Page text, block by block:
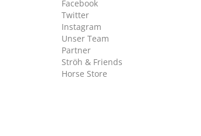
Facebook
Twitter
Instagram
Unser Team
Partner
Ströh & Friends
Horse Store